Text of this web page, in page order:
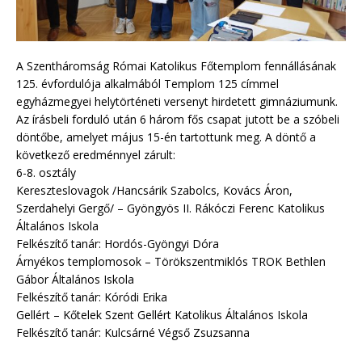
A Szentháromság Római Katolikus Főtemplom fennállásának
125. évfordulója alkalmából Templom 125 címmel
egyházmegyei helytörténeti versenyt hirdetett gimnáziumunk.
Az írásbeli forduló után 6 három fős csapat jutott be a szóbeli
döntőbe, amelyet május 15-én tartottunk meg. A döntő a
következő eredménnyel zárult:
6-8. osztály
Kereszteslovagok /Hancsárik Szabolcs, Kovács Áron,
Szerdahelyi Gergő/ – Gyöngyös II. Rákóczi Ferenc Katolikus
Általános Iskola
Felkészítő tanár: Hordós-Gyöngyi Dóra
Árnyékos templomosok – Törökszentmiklós TROK Bethlen
Gábor Általános Iskola
Felkészítő tanár: Kóródi Erika
Gellért – Kőtelek Szent Gellért Katolikus Általános Iskola
Felkészítő tanár: Kulcsárné Végső Zsuzsanna